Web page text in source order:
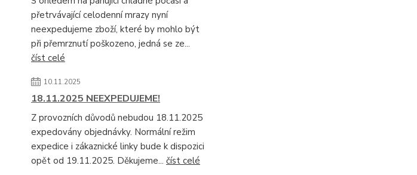
přetrvávající celodenní mrazy nyní
neexpedujeme zboží, které by mohlo být
při přemrznutí poškozeno, jedná se ze...
číst celé
10.11.2025
18.11.2025 NEEXPEDUJEME!
Z provozních důvodů nebudou 18.11.2025
expedovány objednávky. Normální režim
expedice i zákaznické linky bude k dispozici
opět od 19.11.2025. Děkujeme... číst celé